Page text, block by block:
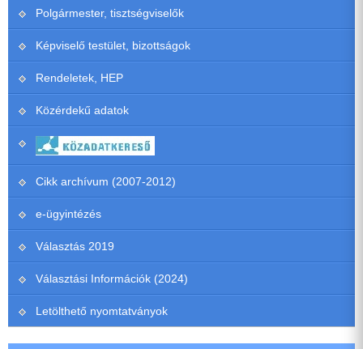
Polgármester, tisztségviselők
Képviselő testület, bizottságok
Rendeletek, HEP
Közérdekű adatok
Cikk archívum (2007-2012)
e-ügyintézés
Választás 2019
Választási Információk (2024)
Letölthető nyomtatványok